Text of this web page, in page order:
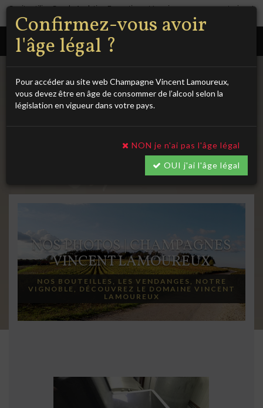
Ce site utilise Google Analytics. En continuant à naviguer, vous nous autorisez à
déposer un cookie à des fins de mesure d'audience.
En savoir plus ou s'opposer
03.25.29.39.32
NOS PHOTOS | CHAMPAGNES
VINCENT LAMOUREUX
NOS BOUTEILLES, LES VENDANGES, NOTRE
VIGNOBLE, DÉCOUVREZ LE DOMAINE VINCENT
LAMOUREUX
Confirmez-vous avoir
l'âge légal ?
Pour accéder au site web Champagne Vincent Lamoureux,
vous devez être en âge de consommer de l’alcool selon la
législation en vigueur dans votre pays.
NON je n'ai pas l'âge légal
OUI j'ai l'âge légal